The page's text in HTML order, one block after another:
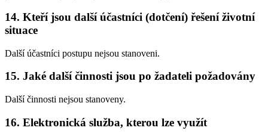
14. Kteří jsou další účastníci (dotčení) řešení životní
situace
Další účastníci postupu nejsou stanoveni.
15. Jaké další činnosti jsou po žadateli požadovány
Další činnosti nejsou stanoveny.
16. Elektronická služba, kterou lze využít